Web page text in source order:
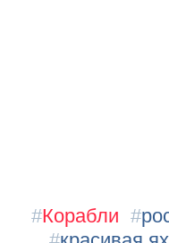
#Корабли #